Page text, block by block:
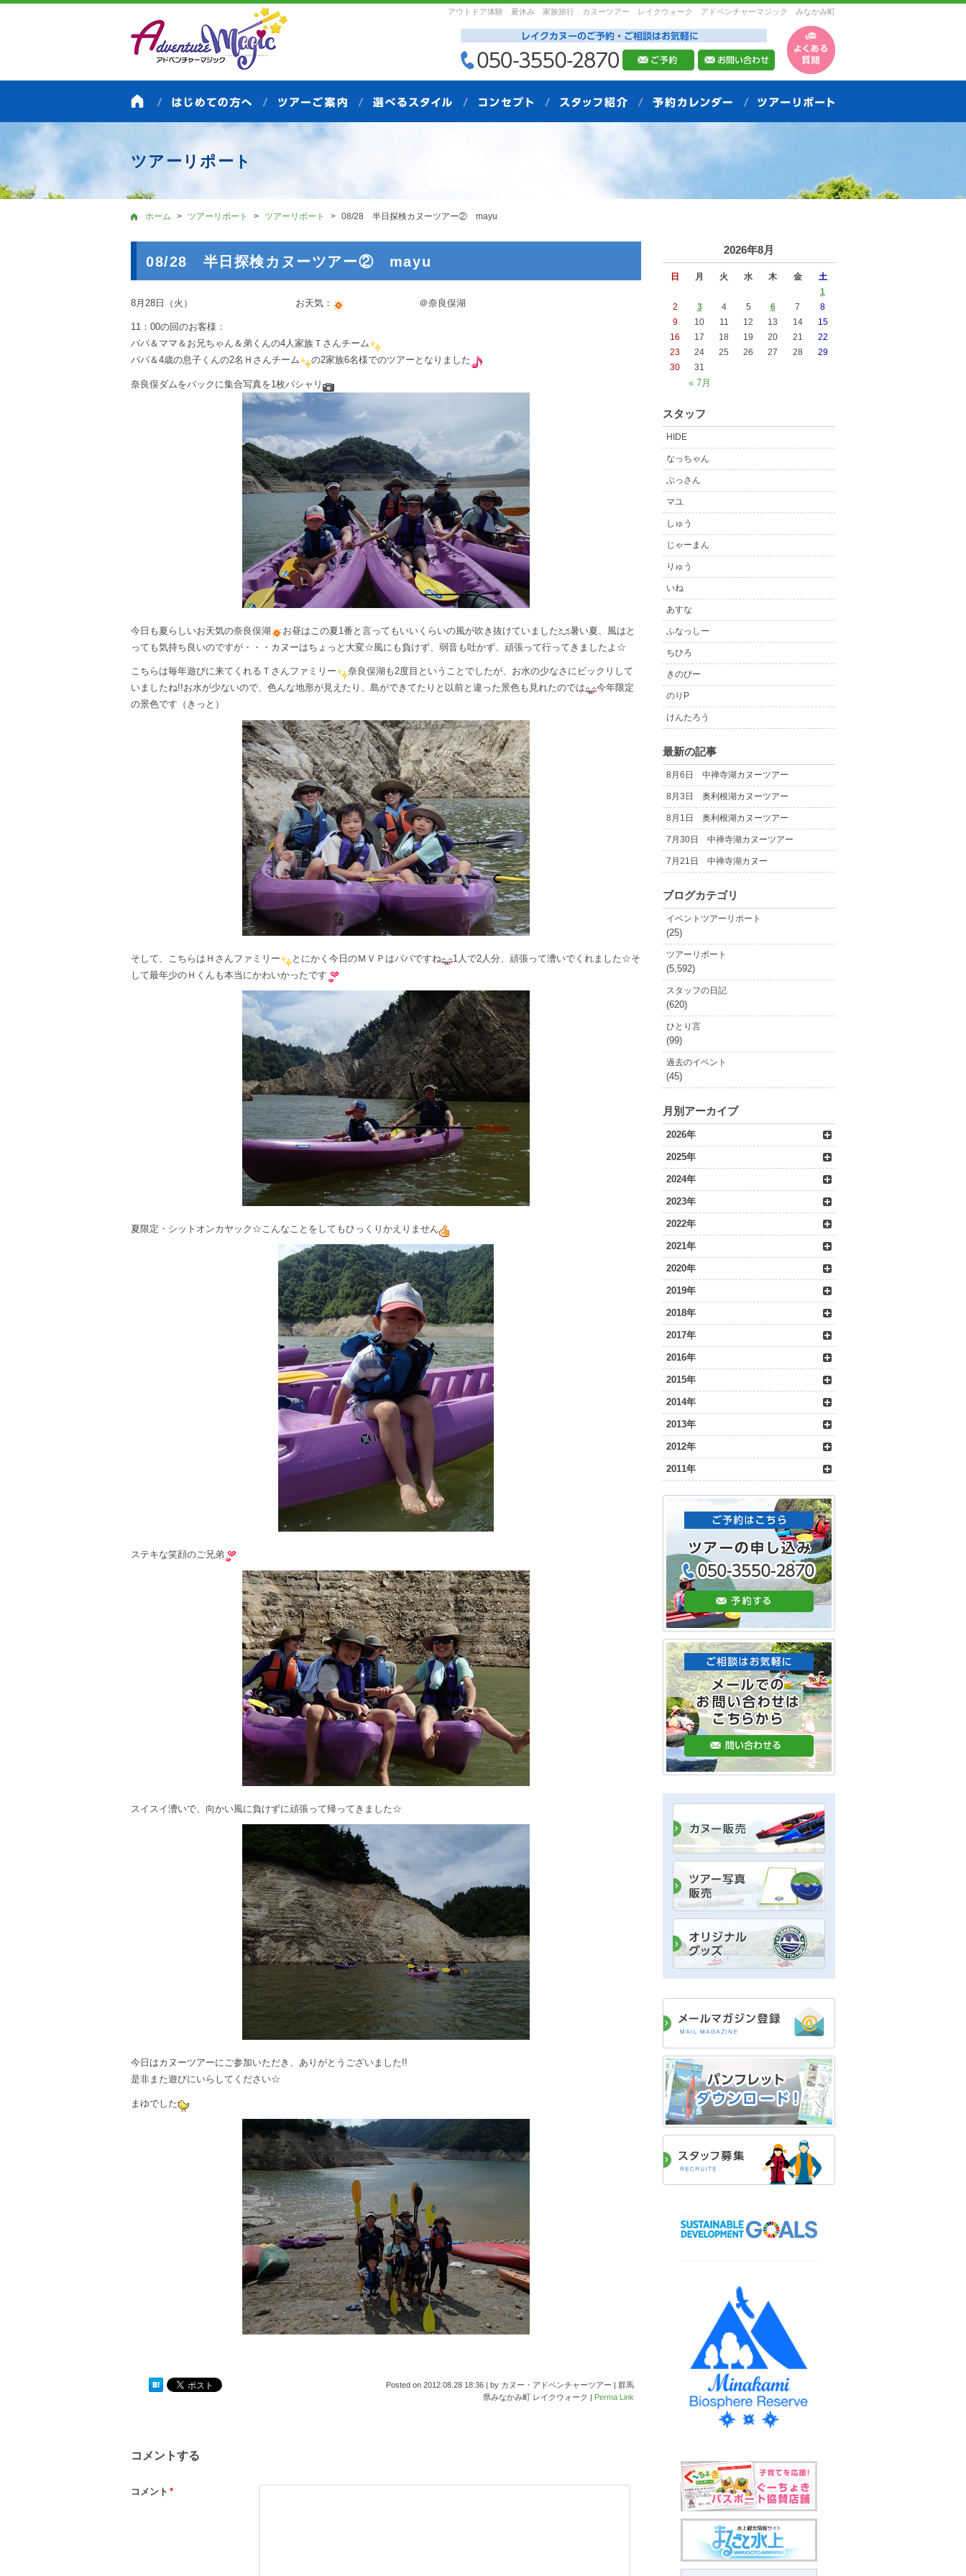
アウトドア体験 夏休み 家族旅行 カヌーツアー レイクウォーク アドベンチャーマジック みなかみ町
ツアーリポート
ホーム ツアーリポート ツアーリポート 08/28 半日探検カヌーツアー② mayu
08/28 半日探検カヌーツアー② mayu
8月28日（火） お天気： ＠奈良俣湖
11：00の回のお客様：
パパ＆ママ＆お兄ちゃん＆弟くんの4人家族Ｔさんチーム
パパ＆4歳の息子くんの2名Ｈさんチーム
の2家族6名様でのツアーとなりました
奈良俣ダムをバックに集合写真を1枚パシャリ
今日も夏らしいお天気の奈良俣湖 お昼はこの夏1番と言ってもいいくらいの風が吹き抜けていました
暑い夏、風はと
っても気持ち良いのですが・・・カヌーはちょっと大変☆風にも負けず、弱音も吐かず、頑張って行ってきましたよ☆
こちらは毎年遊びに来てくれるＴさんファミリー
奈良俣湖も2度目ということでしたが、お水の少なさにビックリして
いましたね!!お水が少ないので、色んな地形が見えたり、島ができてたりと以前と違った景色も見れたのでは
今年限定
の景色です（きっと）
そして、こちらはＨさんファミリー とにかく今日のＭＶＰはパパですね
1人で2人分、頑張って漕いでくれました☆そ
して最年少のＨくんも本当にかわいかったです
夏限定・シットオンカヤック☆こんなことをしてもひっくりかえりません
ステキな笑顔のご兄弟
スイスイ漕いで、向かい風に負けずに頑張って帰ってきました☆
今日はカヌーツアーにご参加いただき、ありがとうございました!!
是非また遊びにいらしてください☆
まゆでした
Posted on 2012.08.28 18:36 | by カヌー・アドベンチャーツアー | 群馬
県みなかみ町 レイクウォーク | Perma Link
コメントする
コメント *
2026年8月
日 月 火 水 木 金 土
« 7月
1
2
3 4 5 6 7
8
9
10 11 12 13 14
15
16
17 18 19 20 21
22
23
24 25 26 27 28
29
30
31
スタッフ
HIDE
なっちゃん
ぶっさん
マユ
しゅう
じゃーまん
りゅう
いね
あすな
ふなっしー
ちひろ
きのぴー
のりP
けんたろう
最新の記事
8月6日 中禅寺湖カヌーツアー
8月3日 奥利根湖カヌーツアー
8月1日 奥利根湖カヌーツアー
7月30日 中禅寺湖カヌーツアー
7月21日 中禅寺湖カヌー
ブログカテゴリ
イベントツアーリポート
(25)
ツアーリポート
(5,592)
スタッフの日記
(620)
ひとり言
(99)
過去のイベント
(45)
月別アーカイブ
2026年
2025年
2024年
2023年
2022年
2021年
2020年
2019年
2018年
2017年
2016年
2015年
2014年
2013年
2012年
2011年